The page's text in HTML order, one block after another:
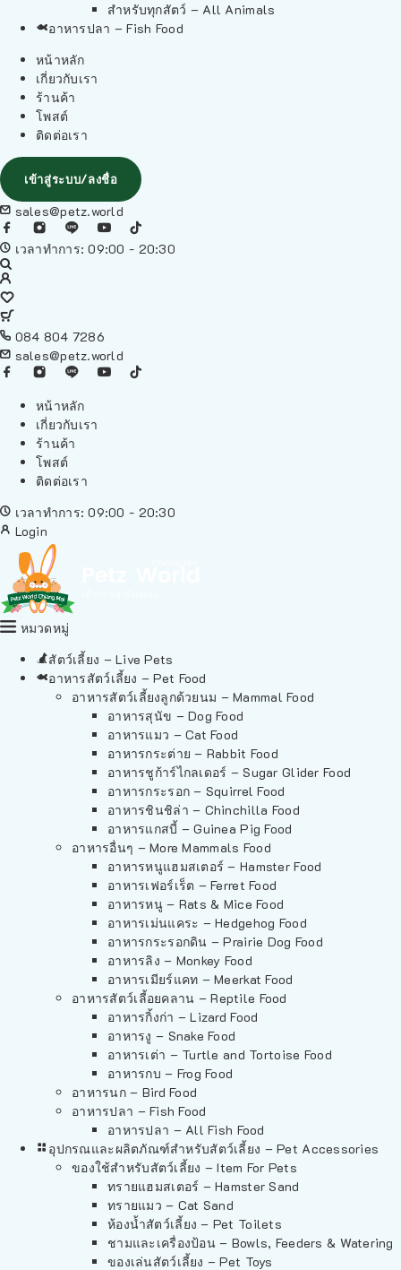
สำหรับทุกสัตว์ – All Animals
อาหารปลา – Fish Food
หน้าหลัก
เกี่ยวกับเรา
ร้านค้า
โพสต์
ติดต่อเรา
เข้าสู่ระบบ/ลงชื่อ
sales@petz.world
เวลาทำการ: 09:00 - 20:30
084 804 7286
sales@petz.world
หน้าหลัก
เกี่ยวกับเรา
ร้านค้า
โพสต์
ติดต่อเรา
เวลาทำการ: 09:00 - 20:30
Login
หมวดหมู่
สัตว์เลี้ยง – Live Pets
อาหารสัตว์เลี้ยง – Pet Food
อาหารสัตว์เลี้ยงลูกด้วยนม – Mammal Food
อาหารสุนัข – Dog Food
อาหารแมว – Cat Food
อาหารกระต่าย – Rabbit Food
อาหารชูก้าร์ไกลเดอร์ – Sugar Glider Food
อาหารกระรอก – Squirrel Food
อาหารชินชิล่า – Chinchilla Food
อาหารแกสบี้ – Guinea Pig Food
อาหารอื่นๆ – More Mammals Food
อาหารหนูแฮมสเตอร์ – Hamster Food
อาหารเฟอร์เร็ต – Ferret Food
อาหารหนู – Rats & Mice Food
อาหารเม่นแคระ – Hedgehog Food
อาหารกระรอกดิน – Prairie Dog Food
อาหารลิง – Monkey Food
อาหารเมียร์แคท – Meerkat Food
อาหารสัตว์เลี้อยคลาน – Reptile Food
อาหารกิ้งก่า – Lizard Food
อาหารงู – Snake Food
อาหารเต่า – Turtle and Tortoise Food
อาหารกบ – Frog Food
อาหารนก – Bird Food
อาหารปลา – Fish Food
อาหารปลา – All Fish Food
อุปกรณและผลิตภัณฑ์สำหรับสัตว์เลี้ยง – Pet Accessories
ของใช้สำหรับสัตว์เลี้ยง – Item For Pets
ทรายแฮมสเตอร์ – Hamster Sand
ทรายแมว – Cat Sand
ห้องน้ำสัตว์เลี้ยง – Pet Toilets
ชามและเครื่องป้อน – Bowls, Feeders & Watering
ของเล่นสัตว์เลี้ยง – Pet Toys